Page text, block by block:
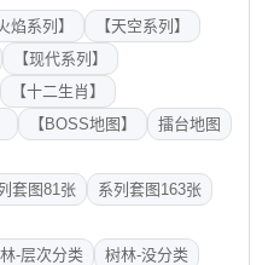
焰系列】
【天空系列】
【现代系列】
【十二生肖】
【BOSS地图】
擂台地图
套图81张
系列套图163张
-层次分类
树林-没分类